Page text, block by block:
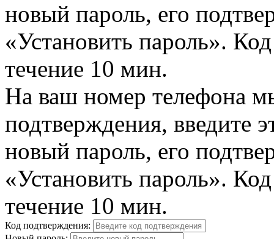
новый пароль, его
«Установить пароль».
течение 10 мин.
На ваш номер телефона
подтверждения, введите
новый пароль, его
«Установить пароль».
течение 10 мин.
Код подтверждения: